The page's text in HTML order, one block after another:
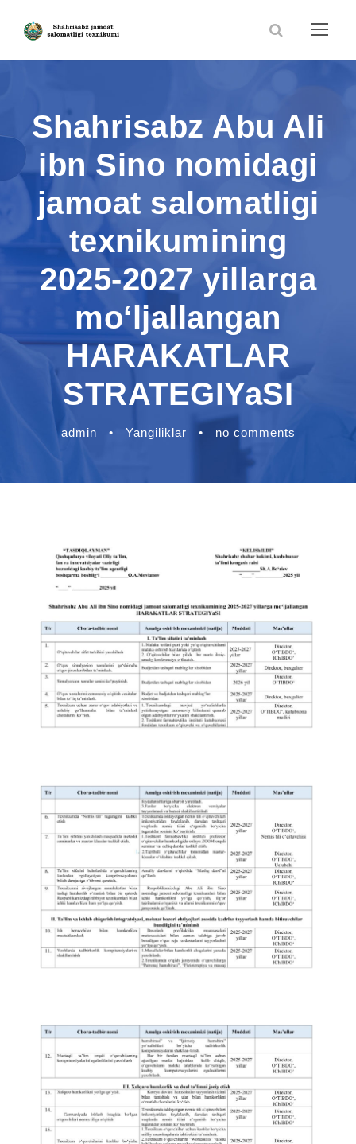
Shahrisabz Abu Ali
ibn Sino nomidagi
jamoat salomatligi
texnikumining
2025-2027 yillarga
mo‘ljallangan
HARAKATLAR
STRATEGIYaSI
admin • Yangiliklar • no comments